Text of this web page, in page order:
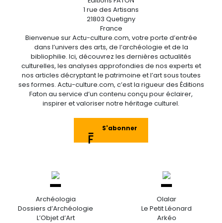
1 rue des Artisans
21803 Quetigny
France
Bienvenue sur Actu-culture.com, votre porte d’entrée
dans l’univers des arts, de l’archéologie et de la
bibliophilie. Ici, découvrez les dernières actualités
culturelles, les analyses approfondies de nos experts et
nos articles décryptant le patrimoine et l’art sous toutes
ses formes. Actu-culture.com, c’est la rigueur des Éditions
Faton au service d’un contenu conçu pour éclairer,
inspirer et valoriser notre héritage culturel.
S'abonner
Archéologia
Dossiers d’Archéologie
L’Objet d’Art
Olalar
Le Petit Léonard
Arkéo